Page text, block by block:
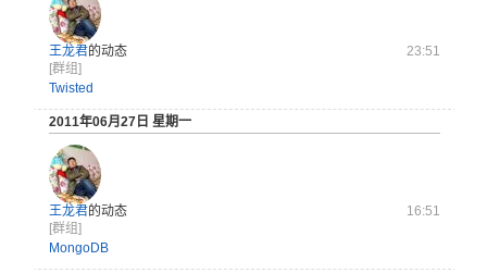
王龙君的动态
23:51
[群组]
Twisted
2011年06月27日 星期一
王龙君的动态
16:51
[群组]
MongoDB